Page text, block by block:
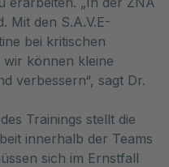
Mit den S.A.V.E-
bei kritischen
können kleine
verbessern“, sagt Dr.
Trainings stellt die
innerhalb der Teams
sich im Ernstfall